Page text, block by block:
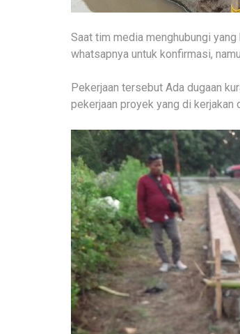
Saat tim media menghubungi
whatsapnya untuk konfirmasi,
Pekerjaan tersebut Ada dugaan
pekerjaan proyek yang di kerjakan